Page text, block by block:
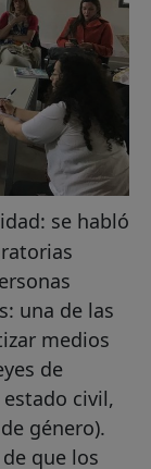
se habló
una de las
medios
de
civil,
género).
que los